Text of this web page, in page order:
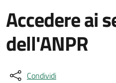
Accedere ai
dell'ANPR
Condividi